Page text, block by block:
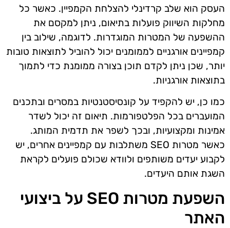
העסק הוא שלב קרדינלי להצלחת הקמפיין. כאשר כל
מחלקות השיווק פועלות בתיאום, ניתן למקסם את
ההשפעה של המטרות המוגדרות. לדוגמה, שילוב בין
קמפיינים אורגניים לממומנים יכול להוביל לתוצאות טובות
יותר, שכן ניתן לקדם תוכן בצורה ממומנת כדי לתמוך
בתוצאות אורגניות.
כמו כן, יש להקפיד על קונסיסטנטיות במסרים ובתכנים
המועברים בכל הפלטפורמות. תיאום זה יכול לשדר
אמינות ומקצועיות, ובכך לשפר את תדמית המותג.
כאשר מטרות SEO משתלבות עם קמפיינים אחרים, יש
לקבוע יעדים משותפים ולוודא שכולם פועלים לקראת
השגת אותם היעדים.
השפעת מטרות SEO על ביצועי
האתר